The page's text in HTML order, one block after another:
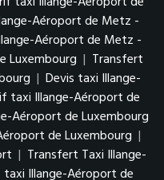
Aéroport de Metz -
Aéroport de Metz -
Luxembourg | Transfert
| Devis taxi Illange-
taxi Illange-Aéroport de
Aéroport de Luxembourg
de Luxembourg |
| Transfert Taxi Illange-
taxi Illange-Aéroport de